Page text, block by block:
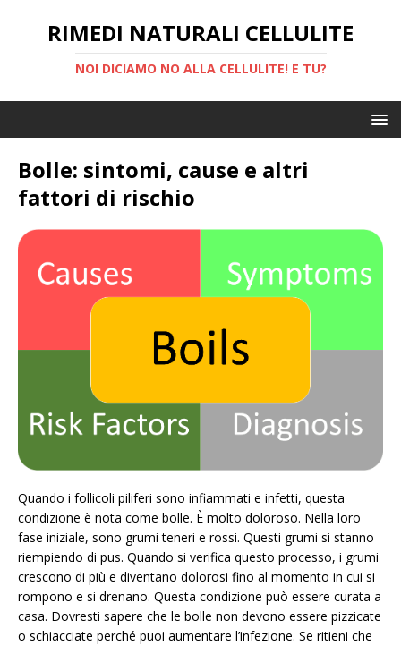
RIMEDI NATURALI CELLULITE
NOI DICIAMO NO ALLA CELLULITE! E TU?
Bolle: sintomi, cause e altri
fattori di rischio
Quando i follicoli piliferi sono infiammati e infetti, questa
condizione è nota come bolle. È molto doloroso. Nella loro
fase iniziale, sono grumi teneri e rossi. Questi grumi si stanno
riempiendo di pus. Quando si verifica questo processo, i grumi
crescono di più e diventano dolorosi fino al momento in cui si
rompono e si drenano. Questa condizione può essere curata a
casa. Dovresti sapere che le bolle non devono essere pizzicate
o schiacciate perché puoi aumentare l’infezione. Se ritieni che